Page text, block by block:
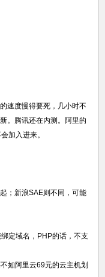
速度慢得要死，几小时不
。腾讯还在内测。阿里的
加入进来。
；新浪SAE则不同，可能
定域名，PHP的话，不支
如阿里云69元的云主机划